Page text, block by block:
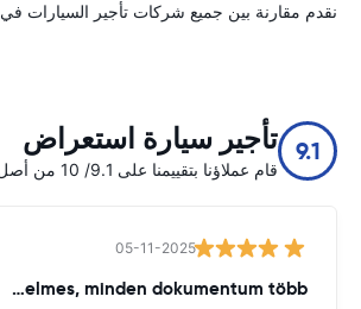
نقدم مقارنة بين جميع شركات تأجير السيارات في San Teodoro:
9.1 تأجير سيارة استعراض
قام عملاؤنا بتقييمنا على 9.1/ 10 من أصل 12842
05-11-2025
Gyors, kényelmes, minden dokumentum több